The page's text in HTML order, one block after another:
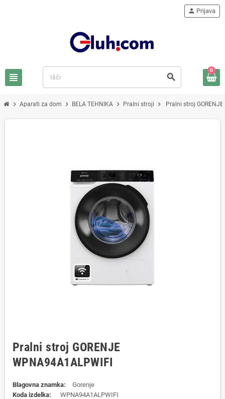
view_headline search
person Prijava
0
chevron_right Aparati za dom chevron_right BELA TEHNIKA chevron_right Pralni stroji chevron_right Pralni stroj
Pralni stroj GORENJE
WPNA94A1ALPWIFI
Blagovna znamka:
Gorenje
Koda izdelka:
WPNA94A1ALPWIFI